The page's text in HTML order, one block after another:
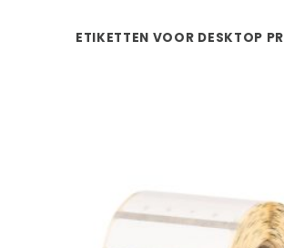
ETIKETTEN VOOR DESKTOP